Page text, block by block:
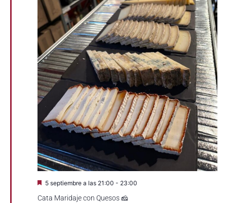
Eventos
Cata Maridaje con Quesos 🧀
Destacado
5 septiembre a las 21:00 - 23:00